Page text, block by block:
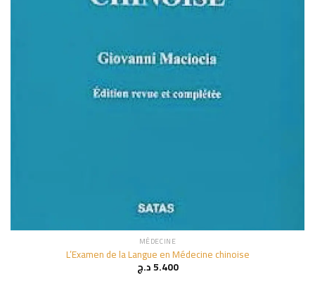
MÉDECINE
L’Examen de la Langue en Médecine chinoise
5.400د.ج